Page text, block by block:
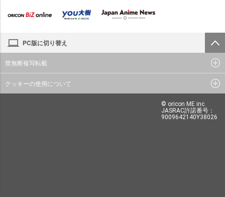
PC版に切り替え
禁無断複写転載
クッキーの使用について
© oricon ME inc.
JASRAC許諾番号：
9009642140Y38026